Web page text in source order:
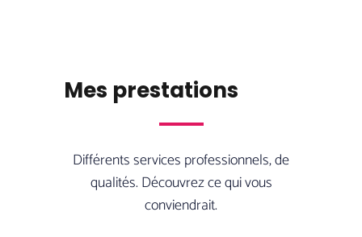
Mes prestations
Différents services professionnels, de
qualités. Découvrez ce qui vous
conviendrait.